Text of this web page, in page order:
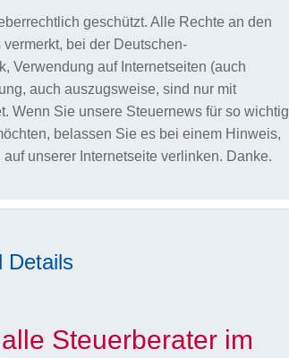
geschützt. Alle Rechte an den
bei der Deutschen-
Verwendung auf Internetseiten (auch
auch auszugsweise, sind nur mit
Wenn Sie unsere Steuernews für so wichtig
belassen Sie es bei einem Hinweis,
unserer Internetseite verlinken. Danke.
Details
Steuerberater im